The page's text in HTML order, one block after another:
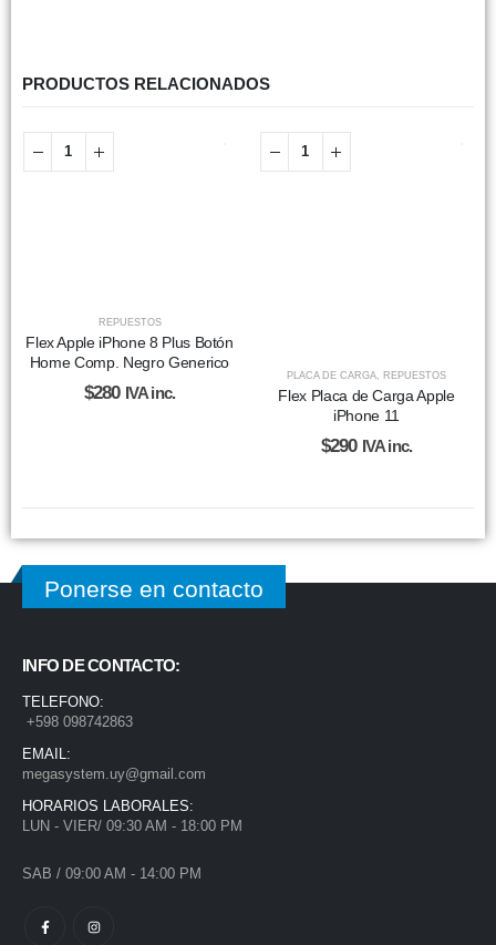
PRODUCTOS RELACIONADOS
REPUESTOS
Flex Apple iPhone 8 Plus Botón
Home Comp. Negro Generico
$280 IVA inc.
PLACA DE CARGA, REPUESTOS
Flex Placa de Carga Apple
iPhone 11
$290 IVA inc.
Ponerse en contacto
INFO DE CONTACTO:
TELEFONO:
+598 098742863
EMAIL:
megasystem.uy@gmail.com
HORARIOS LABORALES:
LUN - VIER/ 09:30 AM - 18:00 PM
SAB / 09:00 AM - 14:00 PM